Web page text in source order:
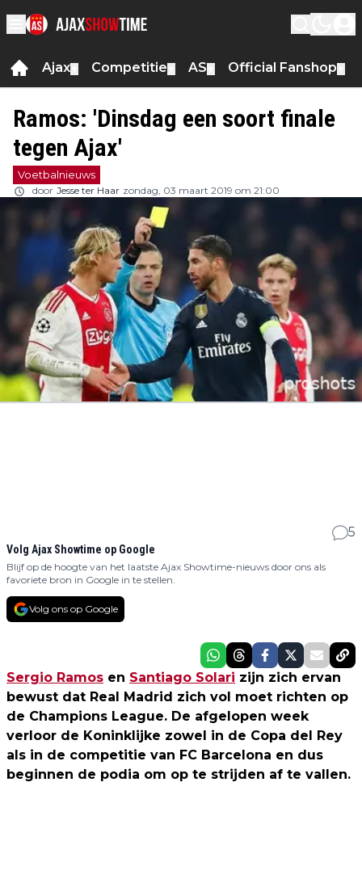
Ajax Competitie AS Official Fanshop
Ramos: 'Dinsdag een soort finale
tegen Ajax'
Voetbalnieuws
door Jesse ter Haar zondag, 03 maart 2019 om 21:00
5
Volg Ajax Showtime op Google
Blijf op de hoogte van het laatste Ajax Showtime-nieuws door ons als
favoriete bron in Google in te stellen.
Volg ons op Google
Sergio Ramos en Santiago Solari zijn zich ervan
bewust dat Real Madrid zich vol moet richten op
de Champions League. De afgelopen week
verloor de Koninklijke zowel in de Copa del Rey
als in de competitie van FC Barcelona en dus
beginnen de podia om op te strijden af te vallen.